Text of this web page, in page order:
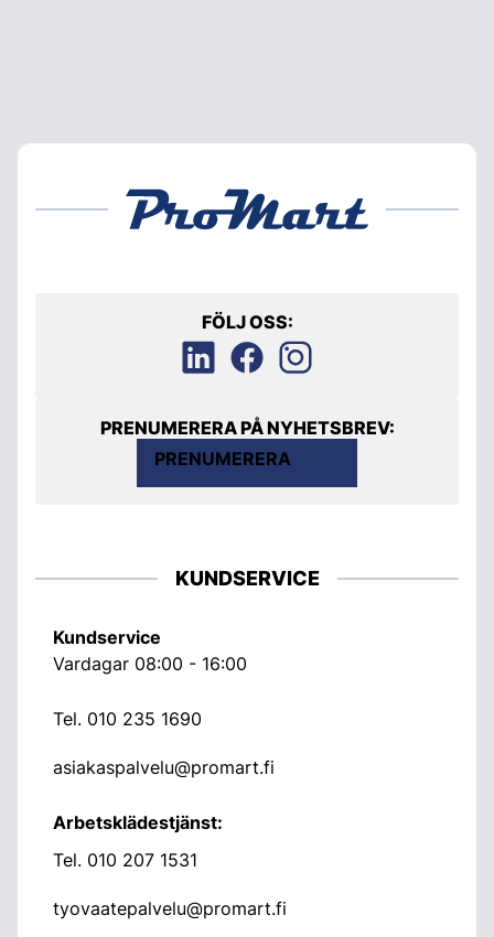
FÖLJ OSS:
PRENUMERERA PÅ NYHETSBREV:
PRENUMERERA
KUNDSERVICE
Kundservice
Vardagar 08:00 - 16:00
Tel. 010 235 1690
asiakaspalvelu@promart.fi
Arbetsklädestjänst:
Tel. 010 207 1531
tyovaatepalvelu@promart.fi